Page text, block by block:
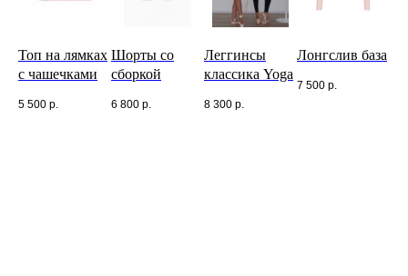
Топ на лямках
с чашечками
5 500 р.
Шорты со
сборкой
6 800 р.
Леггинсы
классика Yoga
8 300 р.
Лонгслив база
7 500 р.